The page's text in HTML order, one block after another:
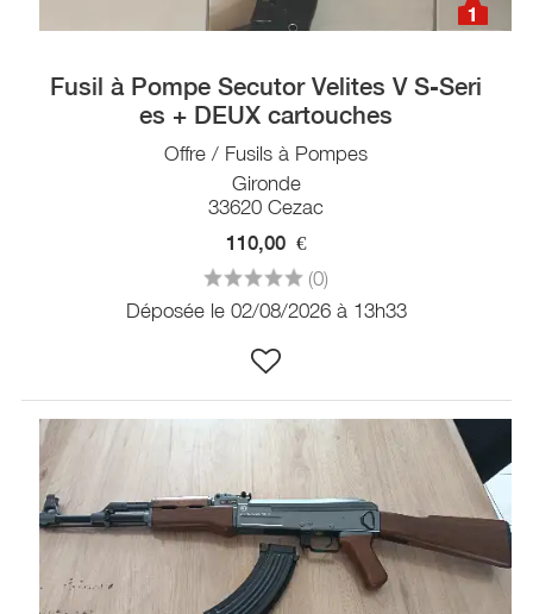
1
Fusil à Pompe Secutor Velites V S-Seri
es + DEUX cartouches
Offre / Fusils à Pompes
Gironde
33620 Cezac
110,00 €
(0)
Déposée le 02/08/2026 à 13h33